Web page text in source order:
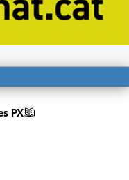
PX